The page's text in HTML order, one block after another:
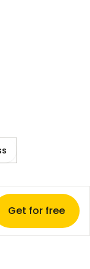
Get for free